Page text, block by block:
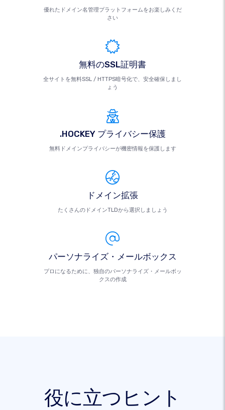
優れたドメイン名管理プラットフォームをお楽しみくだ
さい
無料のSSL証明書
全サイトを無料SSL / HTTPS暗号化で、安全確保しまし
ょう
.HOCKEY プライバシー保護
無料ドメインプライバシーが機密情報を保護します
ドメイン拡張
たくさんのドメインTLDから選択しましょう
パーソナライズ・メールボックス
プロになるために、独自のパーソナライズ・メールボッ
クスの作成
役に立つヒント